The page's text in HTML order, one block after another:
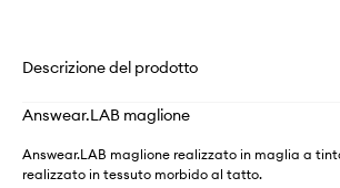
Descrizione del prodotto
Answear.LAB maglione
Answear.LAB maglione realizzato in maglia a
realizzato in tessuto morbido al tatto.